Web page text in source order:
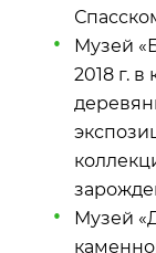
Музей
2018 г.
Музей